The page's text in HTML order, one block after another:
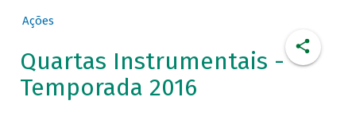
Ações
Quartas Instrumentais -
Temporada 2016